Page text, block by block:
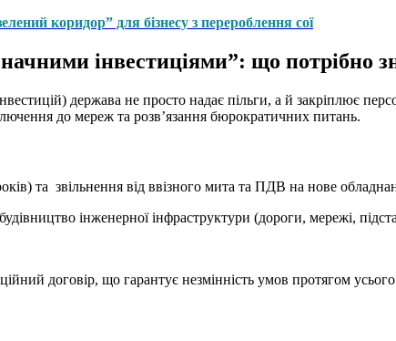
коридор” для бізнесу з перероблення сої
інвестиціями”: що потрібно
держава не просто надає пільги, а й закріплює
до мереж та розв’язання бюрократичних питань.
та звільнення від ввізного мита та ПДВ на нове
інженерної інфраструктури (дороги, мережі,
договір, що гарантує незмінність умов протягом усього